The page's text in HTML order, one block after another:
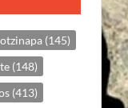
(145)
(148)
(413)